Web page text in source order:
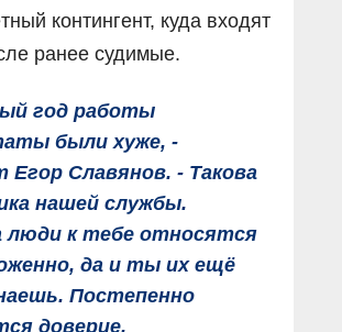
контингент, куда входят
ранее судимые.
год работы
были хуже, -
Егор Славянов. - Такова
нашей службы.
люди к тебе относятся
да и ты их ещё
Постепенно
доверие,